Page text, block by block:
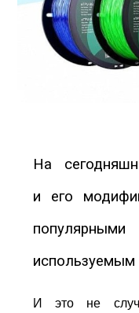
Hа
и его
используемым
И это не